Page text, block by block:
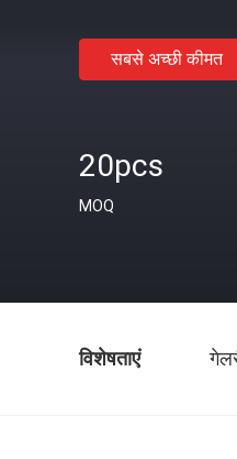
सबसे अच्छी कीमत
20pcs
MOQ
विशेषताएं